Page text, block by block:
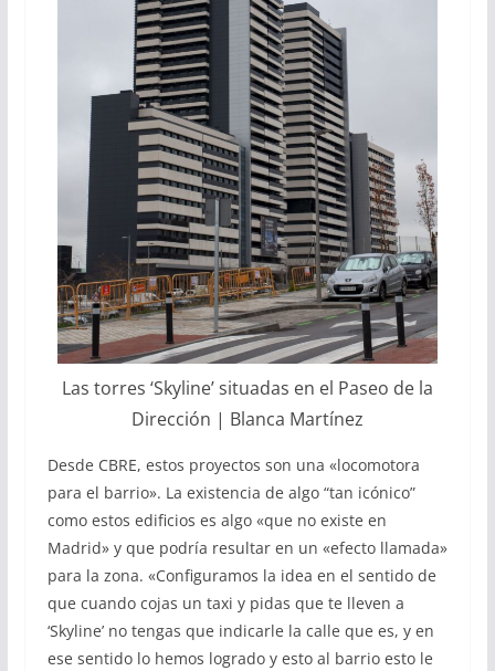
Las torres ‘Skyline’ situadas en el Paseo de la
Dirección | Blanca Martínez
Desde CBRE, estos proyectos son una «locomotora
para el barrio». La existencia de algo “tan icónico”
como estos edificios es algo «que no existe en
Madrid» y que podría resultar en un «efecto llamada»
para la zona. «Configuramos la idea en el sentido de
que cuando cojas un taxi y pidas que te lleven a
‘Skyline’ no tengas que indicarle la calle que es, y en
ese sentido lo hemos logrado y esto al barrio esto le